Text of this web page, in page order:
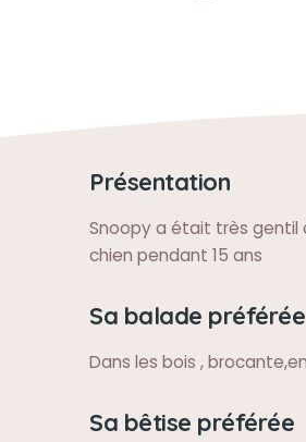
Présentation
Snoopy a était très gentil
chien pendant 15 ans
Sa balade préférée
Dans les bois ,
Sa bêtise préférée